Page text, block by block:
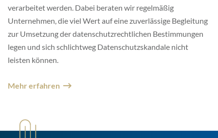
verarbeitet werden. Dabei beraten wir regelmäßig
Unternehmen, die viel Wert auf eine zuverlässige Begleitung
zur Umsetzung der datenschutzrechtlichen Bestimmungen
legen und sich schlichtweg Datenschutzskandale nicht
leisten können.
Mehr erfahren